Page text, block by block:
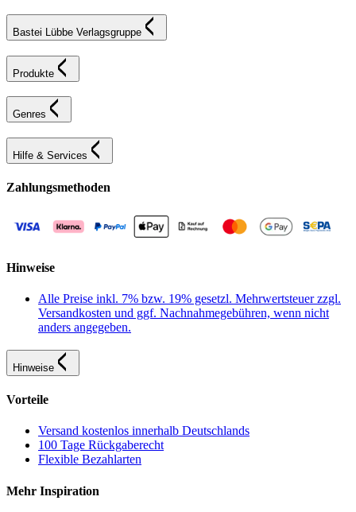
Bastei Lübbe Verlagsgruppe
Produkte
Genres
Hilfe & Services
Zahlungsmethoden
Hinweise
Alle Preise inkl. 7% bzw. 19% gesetzl. Mehrwertsteuer zzgl.
Versandkosten und ggf. Nachnahmegebühren, wenn nicht
anders angegeben.
Hinweise
Vorteile
Versand kostenlos innerhalb Deutschlands
100 Tage Rückgaberecht
Flexible Bezahlarten
Mehr Inspiration